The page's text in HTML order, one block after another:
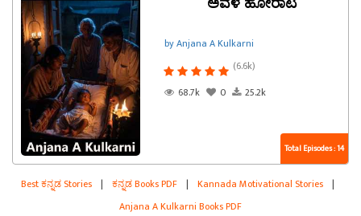
ಅವಳ ಹೋರಾಟ
by Anjana A Kulkarni
(6.6k)
68.7k
0 25.2k
Total Episodes : 14
Best ಕನ್ನಡ Stories | ಕನ್ನಡ Books PDF | Kannada Motivational Stories |
Anjana A Kulkarni Books PDF